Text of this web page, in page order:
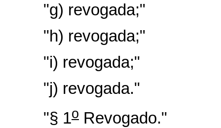
"g) revogada;"
"h) revogada;"
"i) revogada;"
"j) revogada."
"§ 1o Revogado."